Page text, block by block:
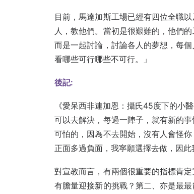
目前，馬達加斯工場已經有四位全職
人，教他們。當初是很艱難的，他們
而是一起討論，討論各人的夢想，每
看哪些可行哪些不可行。」
後記:
《愛呆西非連加恩：攝氏45度下的小
可以去解決，每過一陣子，就有新的
可怕的，因為不去開始，沒有人會怪
正面多過負面，我寧願選擇去做，因
對宣教而言，有兩個很重要的指標肯
有膽量迎接新的挑戰？第二、亦是最